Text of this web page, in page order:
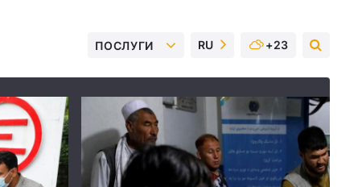
ПОСЛУГИ RU +23